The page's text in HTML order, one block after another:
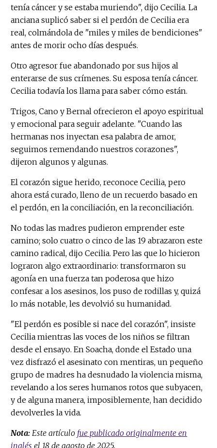
tenía cáncer y se estaba muriendo", dijo Cecilia. La
anciana suplicó saber si el perdón de Cecilia era
real, colmándola de "miles y miles de bendiciones"
antes de morir ocho días después.
Otro agresor fue abandonado por sus hijos al
enterarse de sus crímenes. Su esposa tenía cáncer.
Cecilia todavía los llama para saber cómo están.
Trigos, Cano y Bernal ofrecieron el apoyo espiritual
y emocional para seguir adelante. "Cuando las
hermanas nos inyectan esa palabra de amor,
seguimos remendando nuestros corazones",
dijeron algunos y algunas.
El corazón sigue herido, reconoce Cecilia, pero
ahora está curado, lleno de un recuerdo basado en
el perdón, en la conciliación, en la reconciliación.
No todas las madres pudieron emprender este
camino; solo cuatro o cinco de las 19 abrazaron este
camino radical, dijo Cecilia. Pero las que lo hicieron
lograron algo extraordinario: transformaron su
agonía en una fuerza tan poderosa que hizo
confesar a los asesinos, los puso de rodillas y, quizá
lo más notable, les devolvió su humanidad.
"El perdón es posible si nace del corazón", insiste
Cecilia mientras las voces de los niños se filtran
desde el ensayo. En Soacha, donde el Estado una
vez disfrazó el asesinato con mentiras, un pequeño
grupo de madres ha desnudado la violencia misma,
revelando a los seres humanos rotos que subyacen,
y de alguna manera, imposiblemente, han decidido
devolverles la vida.
Nota: Este artículo fue publicado originalmente en
inglés el 18 de agosto de 2025.